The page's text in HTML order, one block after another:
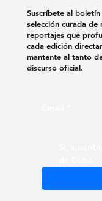
Suscríbete al
selección curada de
reportajes que
cada edición
mantente al tanto
discurso oficial.